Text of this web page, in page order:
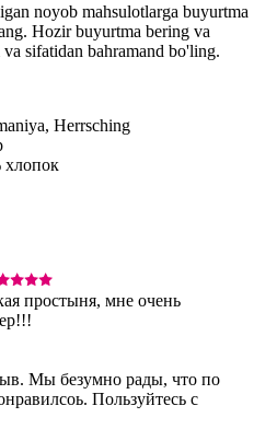
noyob mahsulotlarga buyurtma
Hozir buyurtma bering va
sifatidan bahramand bo'ling.
Herrsching
хлопок
простыня, мне очень
Мы безумно рады, что по
Пользуйтесь с